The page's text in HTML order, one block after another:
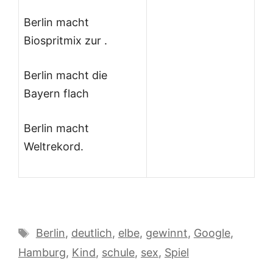
Berlin macht
Biospritmix zur .
Berlin macht die
Bayern flach
Berlin macht
Weltrekord.
Schlagwörter
Berlin, deutlich, elbe, gewinnt, Google,
Hamburg, Kind, schule, sex, Spiel